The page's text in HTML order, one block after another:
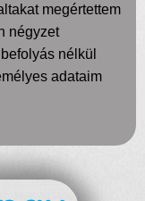
megértettem
négyzet
nélkül
adataim